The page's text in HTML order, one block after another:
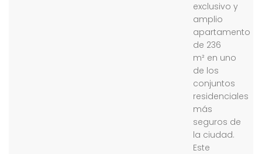
exclusivo y
amplio
apartamento
de 236
m² en uno
de los
conjuntos
residenciales
más
seguros de
la ciudad.
Este